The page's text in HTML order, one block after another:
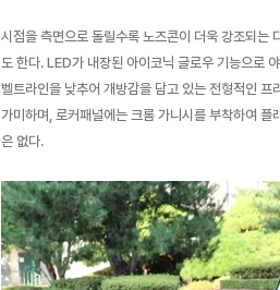
시점을 측면으로 돌릴수록 노즈콘이 더욱 강조되는
도 한다. LED가 내장된 아이코닉 글로우 기능으로
벨트라인을 낮추어 개방감을 담고 있는 전형적인
가미하며, 로커패널에는 크롬 가니시를 부착하여
은 없다.